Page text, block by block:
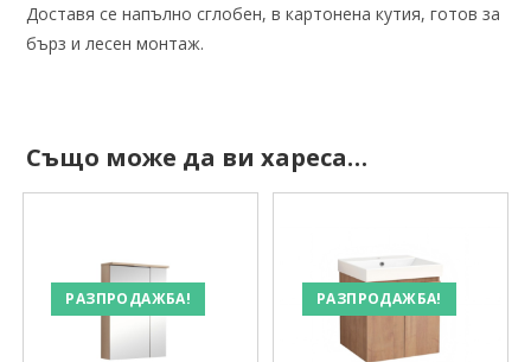
Доставя се напълно сглобен, в картонена кутия, готов за
бърз и лесен монтаж.
Също може да ви хареса…
РАЗПРОДАЖБА! РАЗПРОДАЖБА!